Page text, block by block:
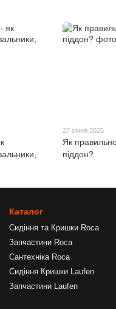
27 січня 2025
Як
піддон?
Каталог
Сидіння та Кришки Roca
Запчастини Roca
Сантехніка Roca
Сидіння Кришки Laufen
Запчастини Laufen